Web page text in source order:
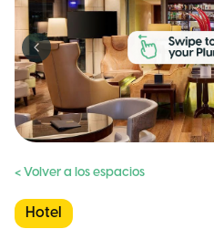
Previous slide
< Volver a los espacios
Hotel